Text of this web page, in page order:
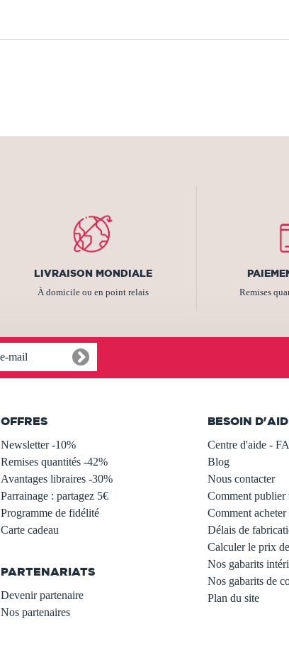
LIVRAISON MONDIALE
À domicile ou en point relais Remises
OFFRES
Newsletter -10%
Remises quantités -42%
Avantages libraires -30%
Parrainage : partagez 5€
Programme de fidélité
Carte cadeau
PARTENARIATS
Devenir partenaire
Nos partenaires
BESOIN
Centre d'aide -
Blog
Nous contacter
Comment publier
Comment
Délais de
Calculer le prix
Nos gabarits
Nos gabarits de
Plan du site